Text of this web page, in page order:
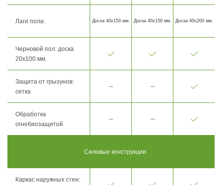
Лаги пола: Доска 40х150 мм. Доска 40х150 мм. Доска 40х200 мм.
Черновой пол: доска
20х100 мм.
Защита от грызунов:
сетка
Обработка
огнебиозащитой
Силовые конструкции
Каркас наружных стен: